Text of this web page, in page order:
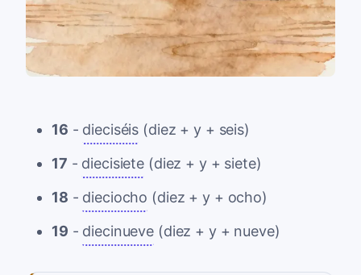
16 - dieciséis (diez + y + seis)
17 - diecisiete (diez + y + siete)
18 - dieciocho (diez + y + ocho)
19 - diecinueve (diez + y + nueve)